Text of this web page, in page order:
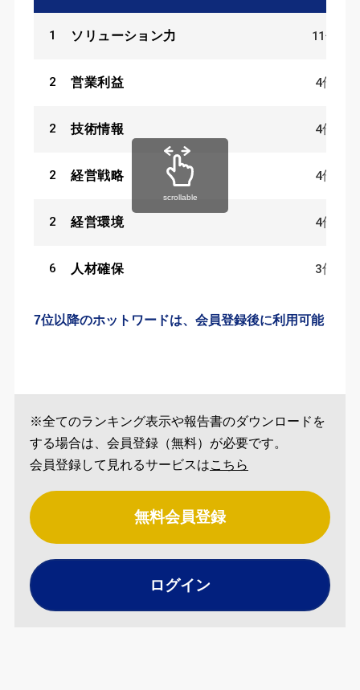
1 ソリューション力 11件
2 営業利益 4件
2 技術情報 4件
2 経営戦略 4件
2 経営環境 4件
6 人材確保 3件
7位以降のホットワードは、会員登録後に利用可能
scrollable
※全てのランキング表示や報告書のダウンロードを
する場合は、会員登録（無料）が必要です。
会員登録して見れるサービスはこちら
無料会員登録
ログイン